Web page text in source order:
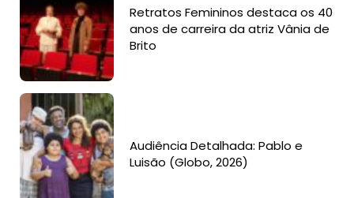
Retratos Femininos destaca os 40
anos de carreira da atriz Vânia de
Brito
Audiência Detalhada: Pablo e
Luisão (Globo, 2026)